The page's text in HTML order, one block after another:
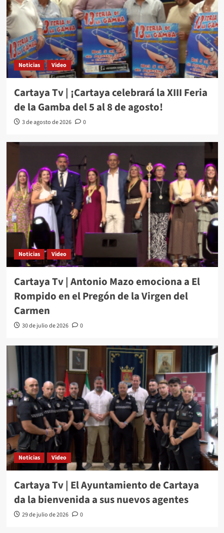
Noticias Video
Cartaya Tv | ¡Cartaya celebrará la XIII Feria
de la Gamba del 5 al 8 de agosto!
3 de agosto de 2026 0
Noticias Video
Cartaya Tv | Antonio Mazo emociona a El
Rompido en el Pregón de la Virgen del
Carmen
30 de julio de 2026 0
Noticias Video
Cartaya Tv | El Ayuntamiento de Cartaya
da la bienvenida a sus nuevos agentes
29 de julio de 2026 0